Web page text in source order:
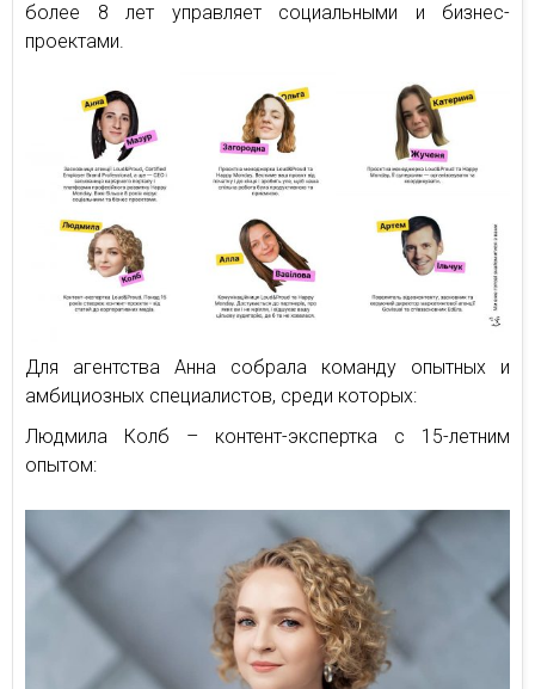
более 8 лет управляет социальными и бизнес-
проектами.
Для агентства Анна собрала команду опытных и
амбициозных специалистов, среди которых:
Людмила Колб – контент-экспертка с 15-летним
опытом: